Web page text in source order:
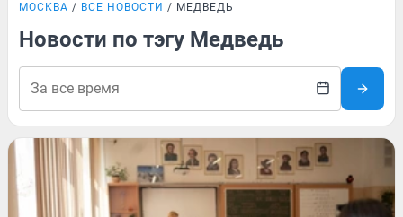
МОСКВА ВСЕ НОВОСТИ МЕДВЕДЬ
Новости по тэгу Медведь